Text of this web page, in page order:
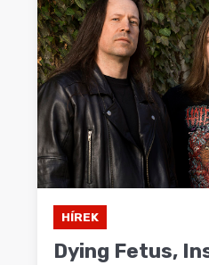
HÍREK
Dying Fetus,